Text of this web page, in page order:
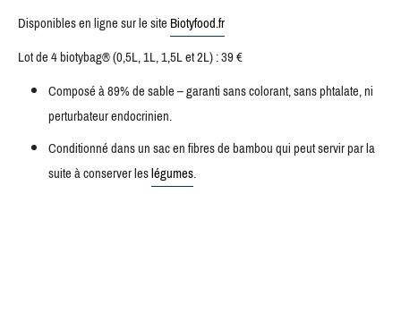
Disponibles en ligne sur le siteBiotyfood.fr
Lot de 4 biotybag® (0,5L, 1L, 1,5L et 2L) : 39 €
Composé à 89% de sable – garanti sans colorant, sans phtalate, ni
perturbateur endocrinien.
Conditionné dans un sac en fibres de bambou qui peut servir par la
suite à conserver leslégumes.